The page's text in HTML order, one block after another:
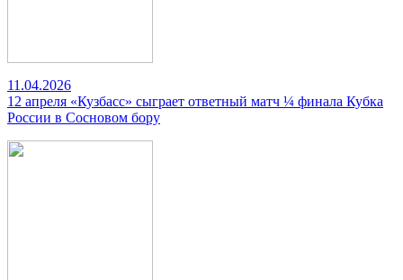
11.04.2026
12 апреля «Кузбасс» сыграет ответный матч ¼ финала Кубка
России в Сосновом бору